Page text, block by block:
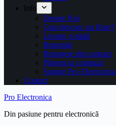
Info
Despre Noi
Cum descarc un fişier?
Livrare și plată
Returnări
Retragere din contract
Părerea ta contează
Susține Pro Electronica
Contact
Pro Electronica
Din pasiune pentru electronică